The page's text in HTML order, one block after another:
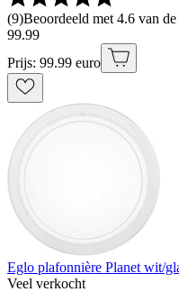
(9)Beoordeeld met 4.6 van
99.99
Prijs: 99.99 euro
Eglo plafonnière Planet wit/
Veel verkocht